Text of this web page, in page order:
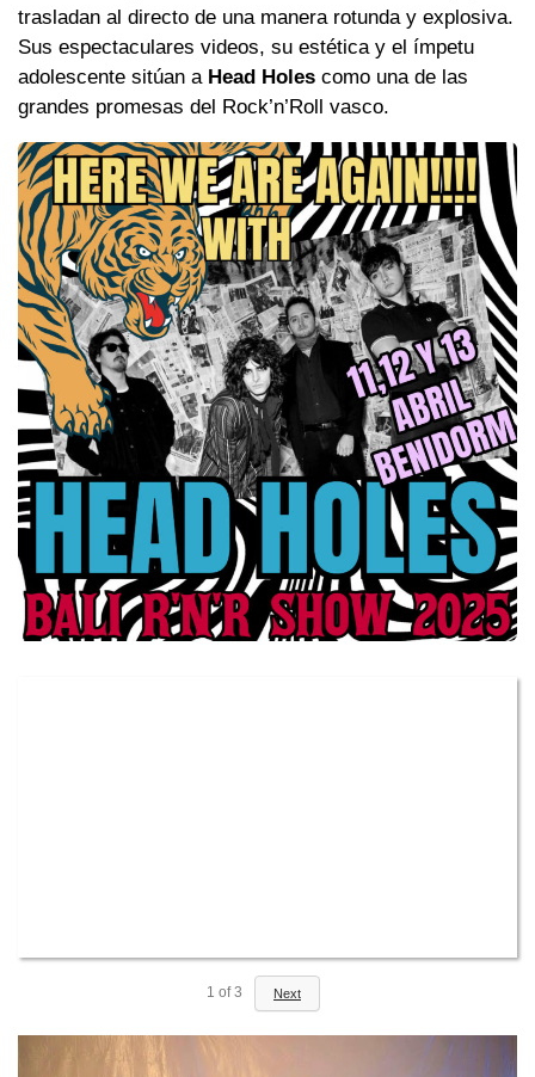
trasladan al directo de una manera rotunda y explosiva.
Sus espectaculares videos, su estética y el ímpetu
adolescente sitúan a Head Holes como una de las
grandes promesas del Rock’n’Roll vasco.
1 of 3 Next